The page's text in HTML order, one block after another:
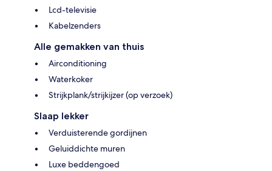
Lcd-televisie
Kabelzenders
Alle gemakken van thuis
Airconditioning
Waterkoker
Strijkplank/strijkijzer (op verzoek)
Slaap lekker
Verduisterende gordijnen
Geluiddichte muren
Luxe beddengoed